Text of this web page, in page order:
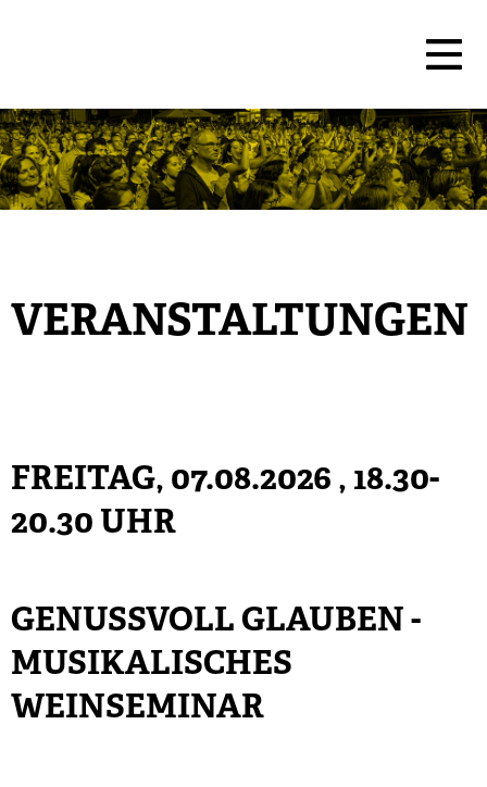
VERANSTALTUNGEN
FREITAG, 07.08.2026 , 18.30-
20.30 UHR
GENUSSVOLL GLAUBEN -
MUSIKALISCHES
WEINSEMINAR